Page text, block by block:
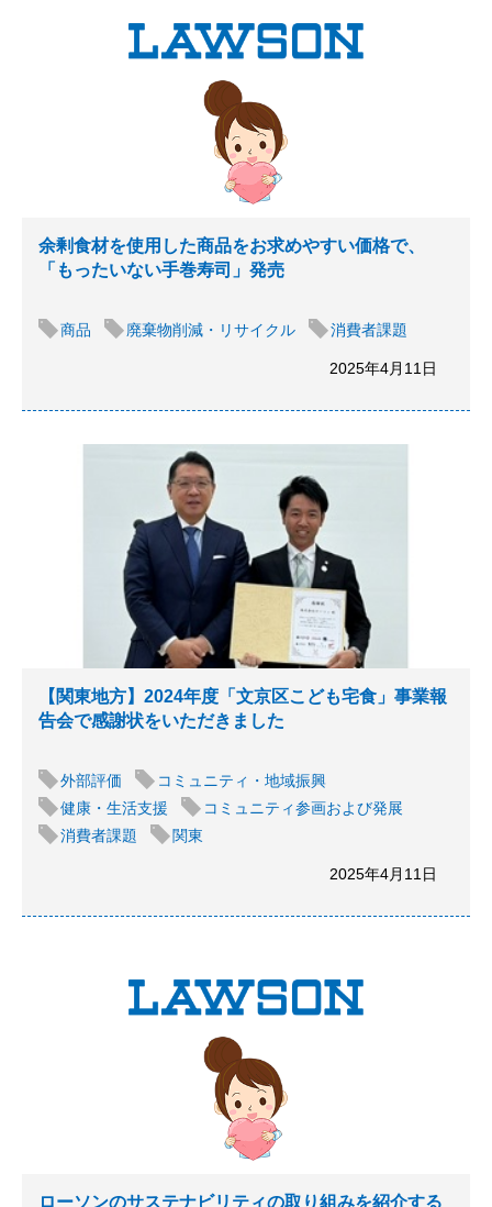
余剰食材を使用した商品をお求めやすい価格で、
「もったいない手巻寿司」発売
商品 廃棄物削減・リサイクル 消費者課題
2025年4月11日
【関東地方】2024年度「文京区こども宅食」事業報
告会で感謝状をいただきました
外部評価
コミュニティ・地域振興
健康・生活支援
コミュニティ参画および発展
消費者課題
関東
2025年4月11日
ローソンのサステナビリティの取り組みを紹介する